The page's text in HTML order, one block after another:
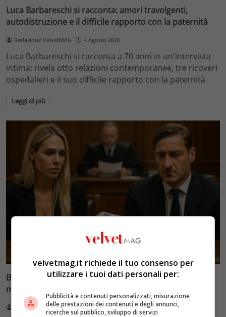
Luca Barbareschi si racconta: amori travolgenti,
autodistruzione e il difficile rapporto con la paternità
Redazione VelvetMAG 4 Agosto 2026
Luca Barbareschi si racconta a 70 anni in un'intervista
intima: rivela otto relazioni contemporanee, tre ricoveri
ospedalieri e il suo difficile rapporto con la paternità
Leggi di più
Blasi vs Totti: il giudice riduce l’assegno di
mantenimento a 10.900 euro
Redazione VelvetMAG 4 Agosto 2026
velvetmag.it richiede il tuo consenso per
utilizzare i tuoi dati personali per:
Pubblicità e contenuti personalizzati, misurazione
delle prestazioni dei contenuti e degli annunci,
ricerche sul pubblico, sviluppo di servizi